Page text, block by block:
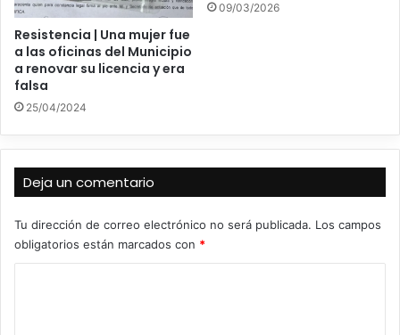
Resistencia | Una mujer fue
a las oficinas del Municipio
a renovar su licencia y era
falsa
25/04/2024
09/03/2026
Deja un comentario
Tu dirección de correo electrónico no será publicada. Los campos
obligatorios están marcados con *